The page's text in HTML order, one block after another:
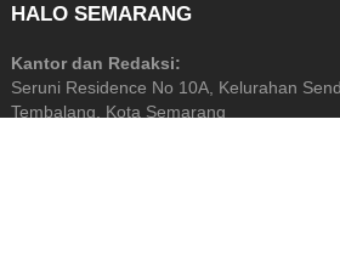
HALO SEMARANG
Kantor dan Redaksi:
Seruni Residence No 10A, Kelurahan
Tembalang, Kota Semarang